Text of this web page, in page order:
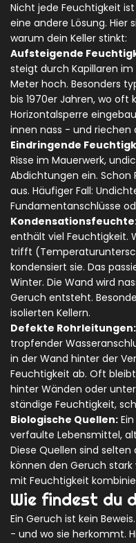
Nicht jede Feuchtigkeit
eine andere Lösung.
warum dein Keller stinkt:
Aufsteigende
steigt durch Kapillaren
Meter hoch. Besonders
bis 1970er Jahren, wo oft
Horizontalsperre
innen nass - und riechen
Eindringende
Risse im Mauerwerk,
Abdichtungen ein. Schon
aus. Häufiger Fall:
Fundamentanschlüsse
enthält viel Feuchtigkeit.
trifft
kondensiert sie. Das
Winter. Die Wand wird
Geruch entsteht.
isolierten Kellern.
Defekte Rohrleitungen:
tropfender
in der Wand hinter der
Feuchtigkeit ab. Oft
hinter Wänden oder
ständige Feuchtigkeit,
Biologische Quellen:
verfaulte Lebensmittel,
Diese Quellen sind
können den Geruch
mit Feuchtigkeit
Wie findest du
Ein Geruch ist kein
- und wo sie herkommt.